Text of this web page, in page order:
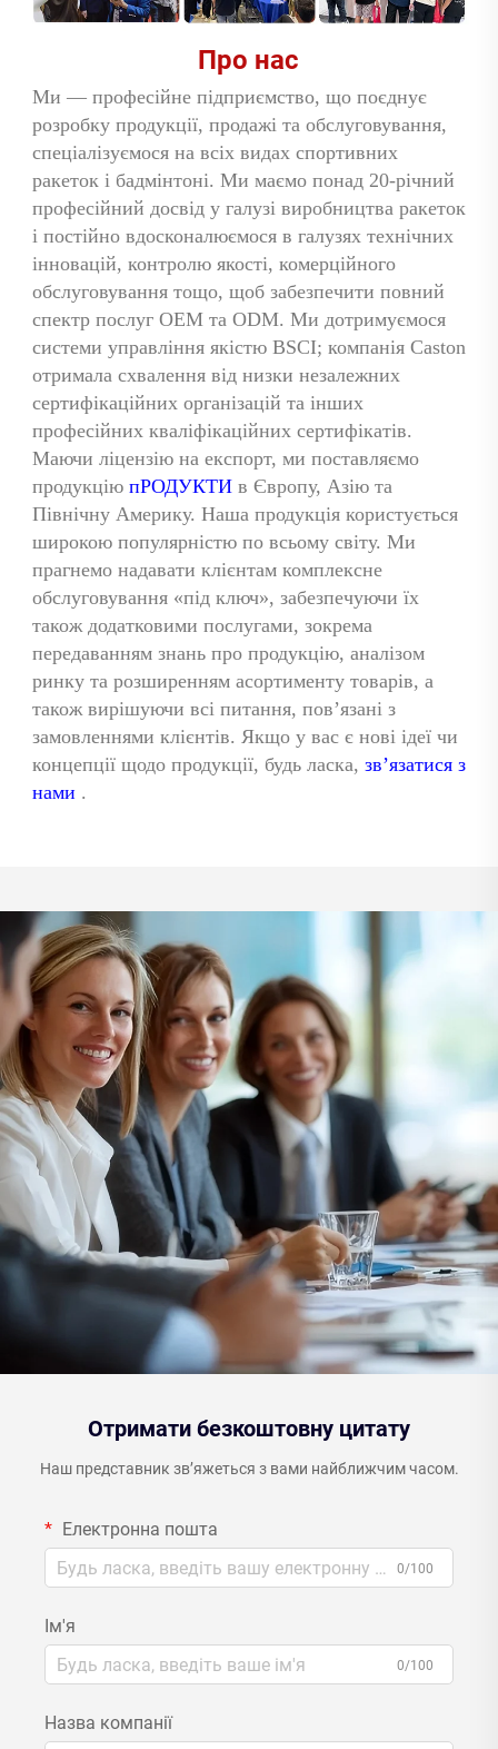
Про нас
Ми — професійне підприємство, що поєднує
розробку продукції, продажі та обслуговування,
спеціалізуємося на всіх видах спортивних
ракеток і бадмінтоні. Ми маємо понад 20-річний
професійний досвід у галузі виробництва ракеток
і постійно вдосконалюємося в галузях технічних
інновацій, контролю якості, комерційного
обслуговування тощо, щоб забезпечити повний
спектр послуг OEM та ODM. Ми дотримуємося
системи управління якістю BSCI; компанія Caston
отримала схвалення від низки незалежних
сертифікаційних організацій та інших
професійних кваліфікаційних сертифікатів.
Маючи ліцензію на експорт, ми поставляємо
продукцію пРОДУКТИ в Європу, Азію та
Північну Америку. Наша продукція користується
широкою популярністю по всьому світу. Ми
прагнемо надавати клієнтам комплексне
обслуговування «під ключ», забезпечуючи їх
також додатковими послугами, зокрема
передаванням знань про продукцію, аналізом
ринку та розширенням асортименту товарів, а
також вирішуючи всі питання, пов’язані з
замовленнями клієнтів. Якщо у вас є нові ідеї чи
концепції щодо продукції, будь ласка, зв’язатися з
нами .
Отримати безкоштовну цитату
Наш представник зв’яжеться з вами найближчим часом.
Електронна пошта
0/100
Ім'я
0/100
Назва компанії